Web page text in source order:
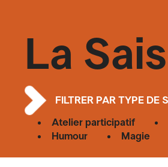
La
FILTRER PAR TYPE DE
Atelier participatif
Humour
Magie